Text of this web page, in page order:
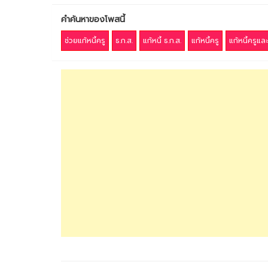
คำค้นหาของโพสนี้
ช่วยแก้หนี้ครู ธ.ก.ส. แก้หนี้ ธ.ก.ส. แก้หนี้ครู แก้หนี้ครูแล